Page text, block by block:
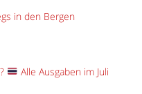
in den Bergen
Alle Ausgaben im Juli